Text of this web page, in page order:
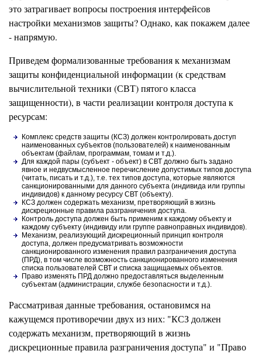
это затрагивает вопросы построения интерфейсов
настройки механизмов защиты? Однако, как покажем далее
- напрямую.
Приведем формализованные требования к механизмам
защиты конфиденциальной информации (к средствам
вычислительной техники (СВТ) пятого класса
защищенности), в части реализации контроля доступа к
ресурсам:
Комплекс средств защиты (КСЗ) должен контролировать доступ
наименованных субъектов (пользователей) к наименованным
объектам (файлам, программам, томам и т.д.).
Для каждой пары (субъект - объект) в СВТ должно быть задано
явное и недвусмысленное перечисление допустимых типов доступа
(читать, писать и т.д.), т.е. тех типов доступа, которые являются
санкционированными для данного субъекта (индивида или группы
индивидов) к данному ресурсу СВТ (объекту).
КСЗ должен содержать механизм, претворяющий в жизнь
дискреционные правила разграничения доступа.
Контроль доступа должен быть применим к каждому объекту и
каждому субъекту (индивиду или группе равноправных индивидов).
Механизм, реализующий дискреционный принцип контроля
доступа, должен предусматривать возможности
санкционированного изменения правил разграничения доступа
(ПРД), в том числе возможность санкционированного изменения
списка пользователей СВТ и списка защищаемых объектов.
Право изменять ПРД должно предоставляться выделенным
субъектам (администрации, службе безопасности и т.д.).
Рассматривая данные требования, остановимся на
кажущемся противоречии двух из них: "КСЗ должен
содержать механизм, претворяющий в жизнь
дискреционные правила разграничения доступа" и "Право